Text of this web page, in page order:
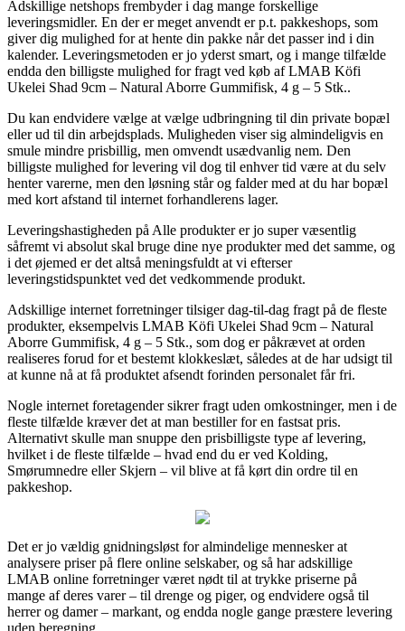
Adskillige netshops frembyder i dag mange forskellige
leveringsmidler. En der er meget anvendt er p.t. pakkeshops, som
giver dig mulighed for at hente din pakke når det passer ind i din
kalender. Leveringsmetoden er jo yderst smart, og i mange tilfælde
endda den billigste mulighed for fragt ved køb af LMAB Köfi
Ukelei Shad 9cm – Natural Aborre Gummifisk, 4 g – 5 Stk..
Du kan endvidere vælge at vælge udbringning til din private bopæl
eller ud til din arbejdsplads. Muligheden viser sig almindeligvis en
smule mindre prisbillig, men omvendt usædvanlig nem. Den
billigste mulighed for levering vil dog til enhver tid være at du selv
henter varerne, men den løsning står og falder med at du har bopæl
med kort afstand til internet forhandlerens lager.
Leveringshastigheden på Alle produkter er jo super væsentlig
såfremt vi absolut skal bruge dine nye produkter med det samme, og
i det øjemed er det altså meningsfuldt at vi efterser
leveringstidspunktet ved det vedkommende produkt.
Adskillige internet forretninger tilsiger dag-til-dag fragt på de fleste
produkter, eksempelvis LMAB Köfi Ukelei Shad 9cm – Natural
Aborre Gummifisk, 4 g – 5 Stk., som dog er påkrævet at orden
realiseres forud for et bestemt klokkeslæt, således at de har udsigt til
at kunne nå at få produktet afsendt forinden personalet får fri.
Nogle internet foretagender sikrer fragt uden omkostninger, men i de
fleste tilfælde kræver det at man bestiller for en fastsat pris.
Alternativt skulle man snuppe den prisbilligste type af levering,
hvilket i de fleste tilfælde – hvad end du er ved Kolding,
Smørumnedre eller Skjern – vil blive at få kørt din ordre til en
pakkeshop.
Det er jo vældig gnidningsløst for almindelige mennesker at
analysere priser på flere online selskaber, og så har adskillige
LMAB online forretninger været nødt til at trykke priserne på
mange af deres varer – til drenge og piger, og endvidere også til
herrer og damer – markant, og endda nogle gange præstere levering
uden beregning.